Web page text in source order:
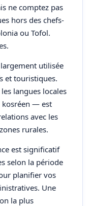
ne comptez pas
hors des chefs-
ou Tofol.
utilisée
et touristiques.
langues locales
kosréen — est
avec les
rurales.
est significatif
selon la période
planifier vos
Une
la plus